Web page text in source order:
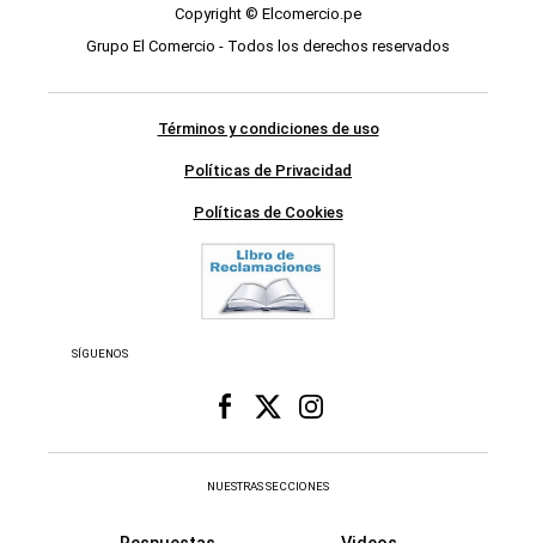
Copyright © Elcomercio.pe
Grupo El Comercio - Todos los derechos reservados
Términos y condiciones de uso
Políticas de Privacidad
Políticas de Cookies
SÍGUENOS
NUESTRAS SECCIONES